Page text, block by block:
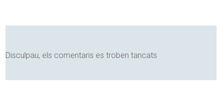
Disculpau, els comentaris es troben tancats